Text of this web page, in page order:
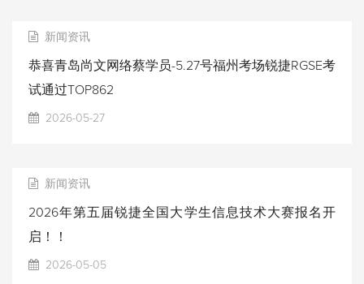
新闻资讯
恭喜青岛尚文网络蔡学员-5.27号福州考场锐捷RGSE考
试通过TOP862
2026-05-27
新闻资讯
2026年第五届锐捷全国大学生信息技术大赛报名开
启！！
2026-05-05